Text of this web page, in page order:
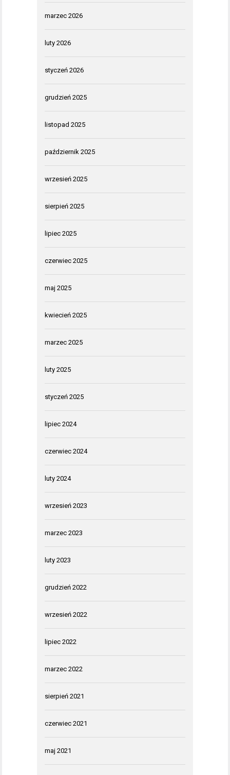
marzec 2026
luty 2026
styczeń 2026
grudzień 2025
listopad 2025
październik 2025
wrzesień 2025
sierpień 2025
lipiec 2025
czerwiec 2025
maj 2025
kwiecień 2025
marzec 2025
luty 2025
styczeń 2025
lipiec 2024
czerwiec 2024
luty 2024
wrzesień 2023
marzec 2023
luty 2023
grudzień 2022
wrzesień 2022
lipiec 2022
marzec 2022
sierpień 2021
czerwiec 2021
maj 2021